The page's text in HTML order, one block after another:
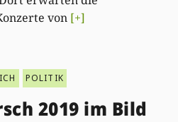
von [+]
POLITIK
2019 im Bild